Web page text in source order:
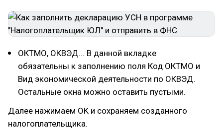
ОКТМО, ОКВЭД... В данной вкладке
обязательны к заполнению поля Код ОКТМО и
Вид экономической деятельности по ОКВЭД.
Остальные окна можно оставить пустыми.
Далее нажимаем OK и сохраняем созданного
налогоплательщика.